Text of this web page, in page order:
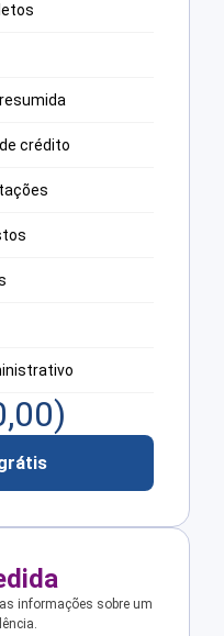
crédito
)
informações sobre um